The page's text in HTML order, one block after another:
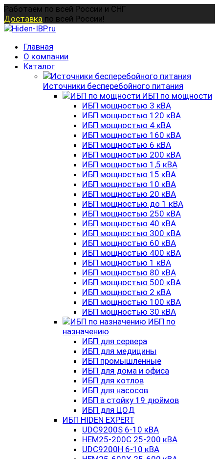
Перейти
к
содержанию
Работаем по всей России и СНГ
Доставка по всей России!
Главная
О компании
Каталог
Источники бесперебойного питания
ИБП по мощности
ИБП мощностью 3 кВА
ИБП мощностью 120 кВА
ИБП мощностью 4 кВА
ИБП мощностью 160 кВА
ИБП мощностью 6 кВА
ИБП мощностью 200 кВА
ИБП мощностью 1,5 кВА
ИБП мощностью 15 кВА
ИБП мощностью 10 кВА
ИБП мощностью 20 кВА
ИБП мощностью до 1 кВА
ИБП мощностью 250 кВА
ИБП мощностью 40 кВА
ИБП мощностью 300 кВА
ИБП мощностью 60 кВА
ИБП мощностью 400 кВА
ИБП мощностью 1 кВА
ИБП мощностью 80 кВА
ИБП мощностью 500 кВА
ИБП мощностью 2 кВА
ИБП мощностью 100 кВА
ИБП мощностью 30 кВА
ИБП по
назначению
ИБП для сервера
ИБП для медицины
ИБП промышленные
ИБП для дома и офиса
ИБП для котлов
ИБП для насосов
ИБП в стойку 19 дюймов
ИБП для ЦОД
ИБП HIDEN EXPERT
UDC9200S 6-10 кВА
HEM25-200C 25-200 кВА
UDC9200H 6-10 кВА